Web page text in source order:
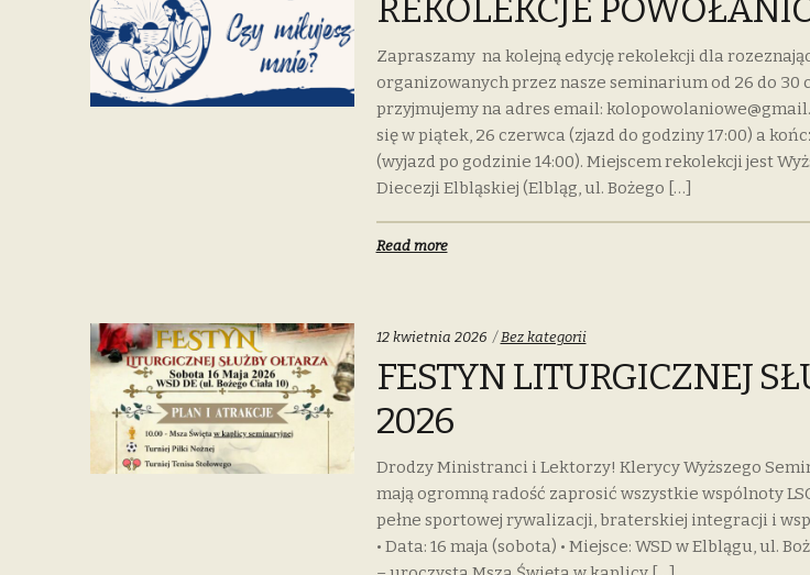
REKOLEKCJE
Zapraszamy na kolejną edycję rekolekcji dla
organizowanych przez nasze seminarium od 26 do 30
przyjmujemy na adres email:
się w piątek, 26 czerwca (zjazd do godziny 17:00) a
(wyjazd po godzinie 14:00). Miejscem rekolekcji jest
Diecezji Elbląskiej (Elbląg, ul. Bożego […]
Read more
12 kwietnia 2026 Categories:
Bez kategorii
FESTYN LITURGICZNEJ
2026
Drodzy Ministranci i Lektorzy! Klerycy Wyższego
mają ogromną radość zaprosić wszystkie wspólnoty
pełne sportowej rywalizacji, braterskiej integracji i
• Data: 16 maja (sobota) • Miejsce: WSD w Elblągu, ul.